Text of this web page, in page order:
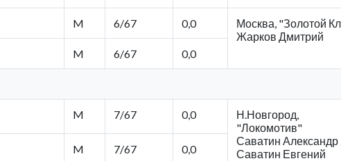
M 6/67 0,0
Москва, "Золотой
Жарков Дмитрий
M 6/67 0,0
M 7/67 0,0
Н.Новгород,
"Локомотив"
Саватин Александр
Саватин Евгений
M 7/67 0,0